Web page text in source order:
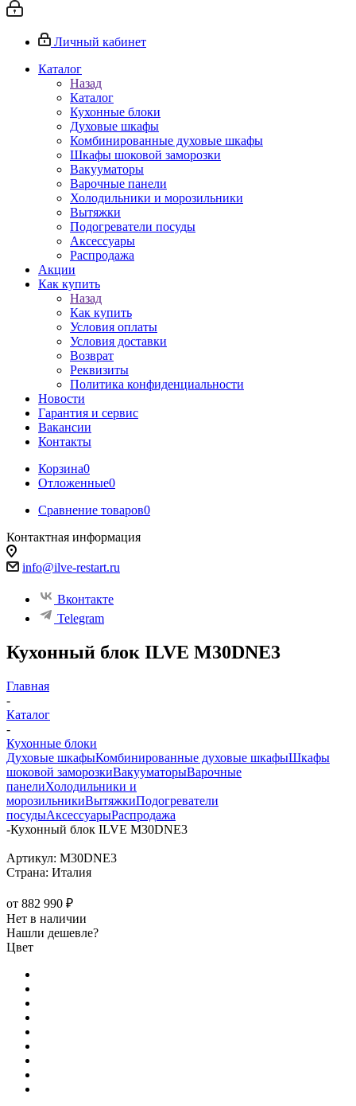
Личный кабинет
Каталог
Назад
Каталог
Кухонные блоки
Духовые шкафы
Комбинированные духовые шкафы
Шкафы шоковой заморозки
Вакууматоры
Варочные панели
Холодильники и морозильники
Вытяжки
Подогреватели посуды
Аксессуары
Распродажа
Акции
Как купить
Назад
Как купить
Условия оплаты
Условия доставки
Возврат
Реквизиты
Политика конфиденциальности
Новости
Гарантия и сервис
Вакансии
Контакты
Корзина0
Отложенные0
Сравнение товаров0
Контактная информация
info@ilve-restart.ru
Вконтакте
Telegram
Кухонный блок ILVE M30DNE3
Главная
-
Каталог
-
Кухонные блоки
Духовые шкафыКомбинированные духовые шкафыШкафы
шоковой заморозкиВакууматорыВарочные
панелиХолодильники и
морозильникиВытяжкиПодогреватели
посудыАксессуарыРаспродажа
-Кухонный блок ILVE M30DNE3
Артикул: M30DNE3
Страна: Италия
от 882 990 ₽
Нет в наличии
Нашли дешевле?
Цвет